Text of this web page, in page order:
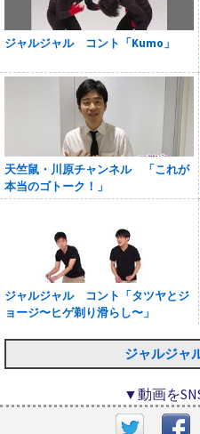
ジャルジャル コント「Kumo」
天竺鼠・川原チャンネル 「これが
本当のゴトーク！」
ジャルジャル コント「タツヤとジ
ョージ〜ヒゲ剃り滑らし〜」
ジャルジャ
▼動画を